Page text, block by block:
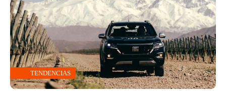
TENDENCIAS